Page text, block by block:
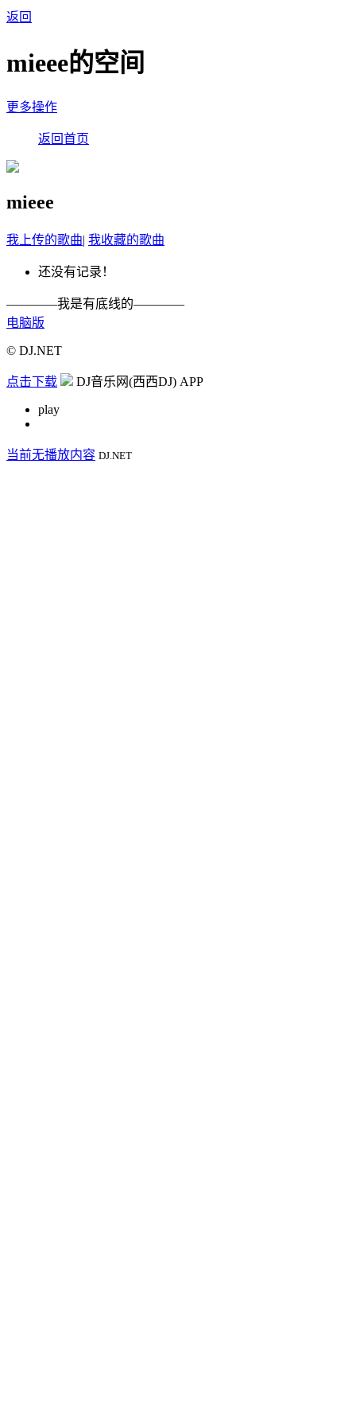
返回
mieee的空间
更多操作
返回首页
mieee
我上传的歌曲| 我收藏的歌曲
还没有记录！
————我是有底线的————
电脑版
© DJ.NET
点击下载 DJ音乐网(西西DJ) APP
play
当前无播放内容 DJ.NET